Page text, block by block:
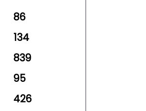
86
134
839
95
426